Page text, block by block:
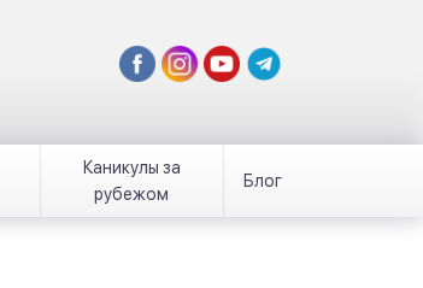
Каникулы за
рубежом
Блог